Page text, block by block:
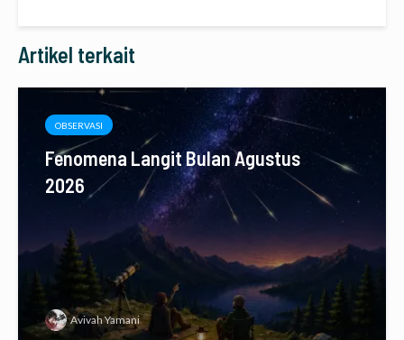
Artikel terkait
OBSERVASI
Fenomena Langit Bulan Agustus
2026
Avivah Yamani